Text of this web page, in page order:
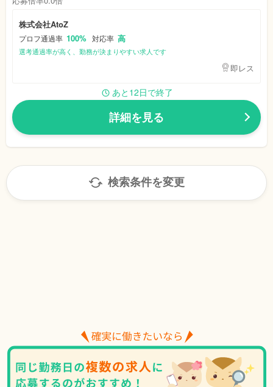
株式会社AtoZ
プロフ通過率 100% 対応率 高
選考通過率が高く、勤務が決まりやすい求人です
即レス
あと12日で終了
詳細を見る
検索条件を変更